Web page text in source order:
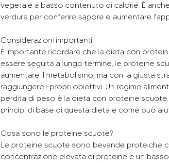
vegetale a basso contenuto di calorie. È
verdura per conferire sapore e aumentare
Considerazioni importanti
È importante ricordare che la dieta con
essere seguita a lungo termine, le proteine
aumentare il metabolismo, ma con la giusta
raggiungere i propri obiettivi. Un regime
perdita di peso è la dieta con proteine
principi di base di questa dieta e come può
Cosa sono le proteine scuote?
Le proteine scuote sono bevande proteiche
concentrazione elevata di proteine ​​e un